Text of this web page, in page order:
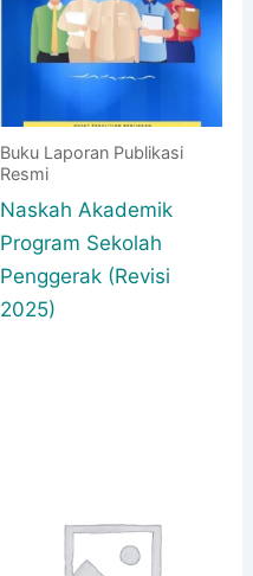
Buku Laporan Publikasi
Resmi
Naskah Akademik
Program Sekolah
Penggerak (Revisi
2025)